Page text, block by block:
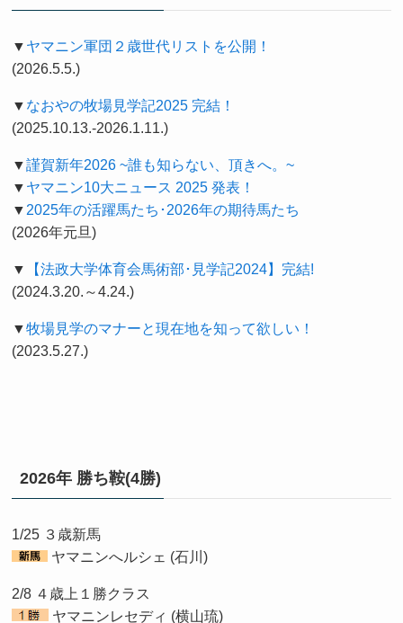
▼ ヤマニン軍団２歳世代リストを公開！
(2026.5.5.)
▼ なおやの牧場見学記2025 完結！
(2025.10.13.-2026.1.11.)
▼謹賀新年2026 ~誰も知らない、頂きへ。~
▼ ヤマニン10大ニュース 2025 発表！
▼ 2025年の活躍馬たち･2026年の期待馬たち
(2026年元旦)
▼
【法政大学体育会馬術部･見学記2024】完結!
(2024.3.20.～4.24.)
▼牧場見学のマナーと現在地を知って欲しい！
(2023.5.27.)
2026年 勝ち鞍(4勝)
1/25 ３歳新馬
ヤマニンへルシェ (石川)
2/8 ４歳上１勝クラス
ヤマニンレセディ (横山琉)